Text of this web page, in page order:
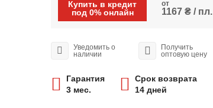
Купить в кредит
под 0% онлайн
от
1167 ₴ / пл.
Уведомить о
наличии
Получить
оптовую цену
Гарантия
3 мес.
Срок возврата
14 дней